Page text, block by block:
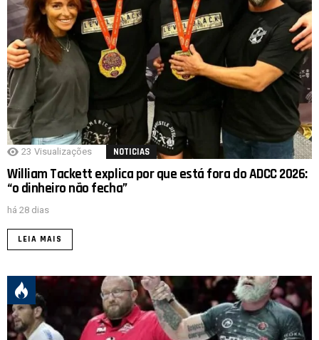
23 Visualizações NOTICIAS
William Tackett explica por que está fora do ADCC 2026:
“o dinheiro não fecha”
há 28 dias
LEIA MAIS